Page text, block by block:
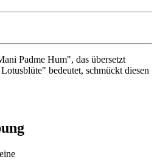
Padme Hum", das übersetzt
bedeutet, schmückt diesen